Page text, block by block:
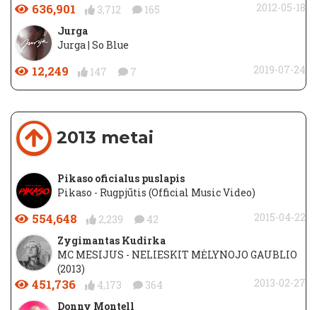
636,901 3,712 165
2012-05-18
Jurga
Jurga | So Blue
12,249 147 7 2019-07-24
2013 metai
Pikaso oficialus puslapis
Pikaso - Rugpjūtis (Official Music Video)
554,648 2,239 42
2015-04-22
Zygimantas Kudirka
MC MESIJUS - NELIESKIT MĖLYNOJO GAUBLIO
(2013)
451,736 4,173 364
2013-02-27
Donny Montell